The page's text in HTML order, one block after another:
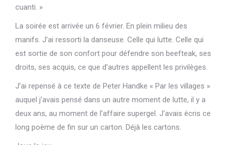
cuanti. »
La soirée est arrivée un 6 février. En plein milieu des
manifs. J’ai ressorti la danseuse. Celle qui lutte. Celle qui
est sortie de son confort pour défendre son beefteak, ses
droits, ses acquis, ce que d’autres appellent les privilèges.
J’ai repensé à ce texte de Peter Handke « Par les villages »
auquel j’avais pensé dans un autre moment de lutte, il y a
deux ans, au moment de l’affaire supergel. J’avais écris ce
long poème de fin sur un carton. Déjà les cartons.